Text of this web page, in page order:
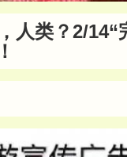
人类？2/14“